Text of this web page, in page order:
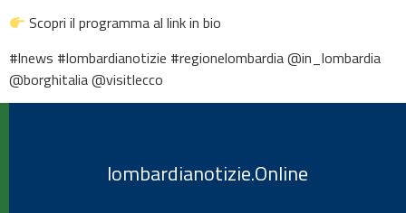
Scopri il programma al link in bio
#lnews #lombardianotizie #regionelombardia @in_lombardia
@borghitalia @visitlecco
lombardianotizie.Online